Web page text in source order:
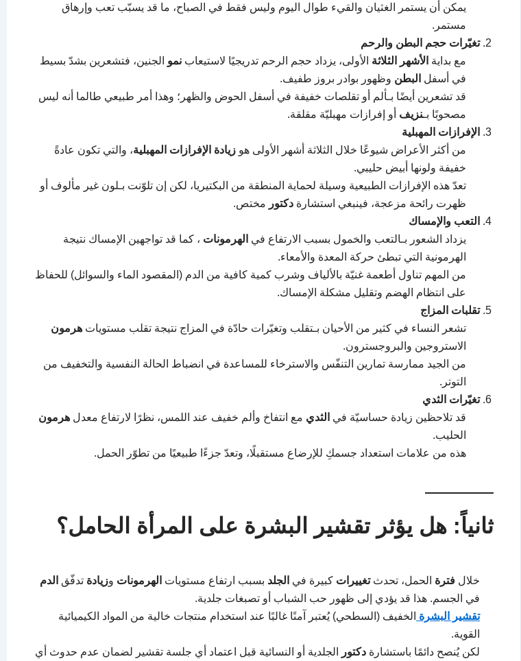
يمكن أن يستمر الغثيان والقيء طوال اليوم وليس فقط في الصباح، ما قد يسبّب تعب وإرهاق
مستمر.
تغيّرات حجم البطن والرحم
مع بداية الأشهر الثلاثة الأولى، يزداد حجم الرحم تدريجيًا لاستيعاب نمو الجنين، فتشعرين بشدّ بسيط
في أسفل البطن وظهور بوادر بروز طفيف.
قد تشعرين أيضًا بـألم أو تقلصات خفيفة في أسفل الحوض والظهر؛ وهذا أمر طبيعي طالما أنه ليس
مصحوبًا بـنزيف أو إفرازات مهبليّة مقلقة.
الإفرازات المهبلية
من أكثر الأعراض شيوعًا خلال الثلاثة أشهر الأولى هو زيادة الإفرازات المهبلية، والتي تكون عادةً
خفيفة ولونها أبيض حليبي.
تعدّ هذه الإفرازات الطبيعية وسيلة لحماية المنطقة من البكتيريا، لكن إن تلوّنت بـلون غير مألوف أو
ظهرت رائحة مزعجة، فينبغي استشارة دكتور مختص.
التعب والإمساك
يزداد الشعور بـالتعب والخمول بسبب الارتفاع في الهرمونات ، كما قد تواجهين الإمساك نتيجة
الهرمونية التي تبطئ حركة المعدة والأمعاء.
من المهم تناول أطعمة غنيّة بالألياف وشرب كمية كافية من الدم (المقصود الماء والسوائل) للحفاظ
على انتظام الهضم وتقليل مشكلة الإمساك.
تقلبات المزاج
تشعر النساء في كثير من الأحيان بـتقلب وتغيّرات حادّة في المزاج نتيجة تقلب مستويات هرمون
الاستروجين والبروجسترون.
من الجيد ممارسة تمارين التنفّس والاسترخاء للمساعدة في انضباط الحالة النفسية والتخفيف من
التوتر.
تغيّرات الثدي
قد تلاحظين زيادة حساسيّة في الثدي مع انتفاخ وألم خفيف عند اللمس، نظرًا لارتفاع معدل هرمون
الحليب.
هذه من علامات استعداد جسمكِ للإرضاع مستقبلًا، وتعدّ جزءًا طبيعيًا من تطوّر الحمل.
ثانياً: هل يؤثر تقشير البشرة على المرأة الحامل؟
خلال فترة الحمل، تحدثتغييرات كبيرة في الجلد بسبب ارتفاع مستويات الهرمونات وزيادة تدفّق الدم
في الجسم. هذا قد يؤدي إلى ظهور حب الشباب أو تصبغات جلدية.
تقشير البشرة الخفيف (السطحي) يُعتبر آمنًا غالبًا عند استخدام منتجات خالية من المواد الكيميائية
القوية.
لكن يُنصح دائمًا باستشارة دكتور
الجلدية أو النسائية قبل اعتماد أي جلسة تقشير لضمان عدم حدوث أي